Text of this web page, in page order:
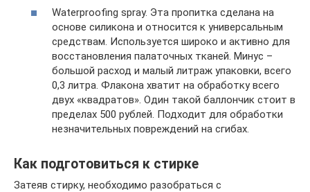
Waterproofing spray. Эта пропитка сделана на
основе силикона и относится к универсальным
средствам. Используется широко и активно для
восстановления палаточных тканей. Минус –
большой расход и малый литраж упаковки, всего
0,3 литра. Флакона хватит на обработку всего
двух «квадратов». Один такой баллончик стоит в
пределах 500 рублей. Подходит для обработки
незначительных повреждений на сгибах.
Как подготовиться к стирке
Затеяв стирку, необходимо разобраться с